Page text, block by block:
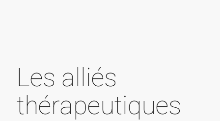
Les alliés
thérapeutiques